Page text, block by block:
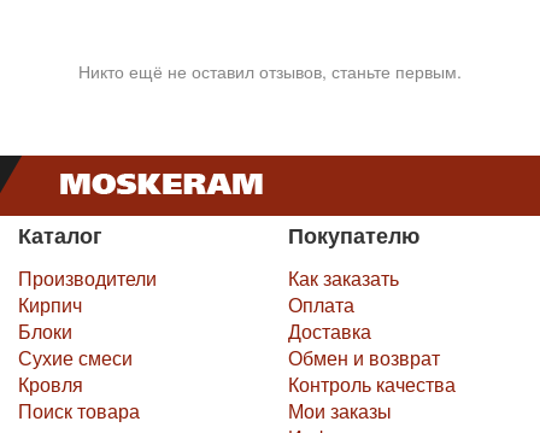
Никто ещё не оставил отзывов, станьте первым.
Каталог
Производители
Кирпич
Блоки
Сухие смеси
Кровля
Поиск товара
Покупателю
Как заказать
Оплата
Доставка
Обмен и возврат
Контроль качества
Мои заказы